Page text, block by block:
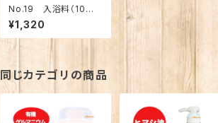
No.19 入浴料（10個
入り）
¥1,320
同じカテゴリの商品